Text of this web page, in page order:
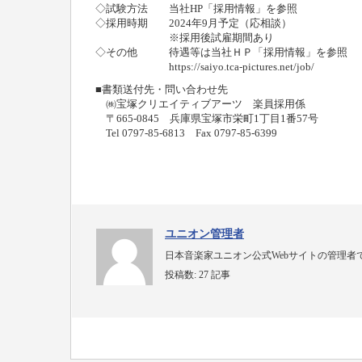
◇試験方法 当社HP「採用情報」を参照
◇採用時期 2024年9月予定（応相談）
※採用後試雇期間あり
◇その他 待遇等は当社ＨＰ「採用情報」を参照
https://saiyo.tca-pictures.net/job/
■書類送付先・問い合わせ先
㈱宝塚クリエイティブアーツ 楽員採用係
〒665-0845 兵庫県宝塚市栄町1丁目1番57号
Tel 0797-85-6813 Fax 0797-85-6399
ユニオン管理者
日本音楽家ユニオン公式Webサイトの管理者
投稿数: 27 記事